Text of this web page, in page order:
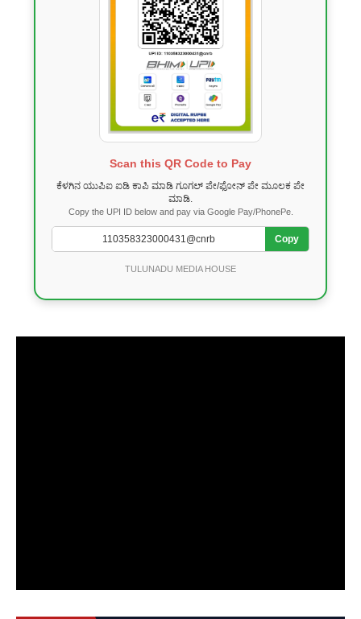
Scan this QR Code to Pay
ಕೆಳಗಿನ ಯುಪಿಐ ಐಡಿ ಕಾಪಿ ಮಾಡಿ ಗೂಗಲ್ ಪೇ/ಫೋನ್ ಪೇ ಮೂಲಕ ಪೇ
ಮಾಡಿ.
Copy the UPI ID below and pay via Google Pay/PhonePe.
Copy
TULUNADU MEDIA HOUSE